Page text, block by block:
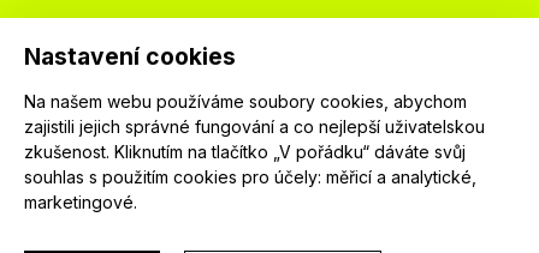
Nastavení cookies
Na našem webu používáme soubory cookies, abychom
zajistili jejich správné fungování a co nejlepší uživatelskou
zkušenost. Kliknutím na tlačítko „V pořádku“ dáváte svůj
souhlas s použitím cookies pro účely: měřicí a analytické,
marketingové.
Newsletter
Nenechte si ujít nejnovější informace o festivalu.
Přihlaste se k našemu newsletteru a dostávejte
informace o našich programech jako první.